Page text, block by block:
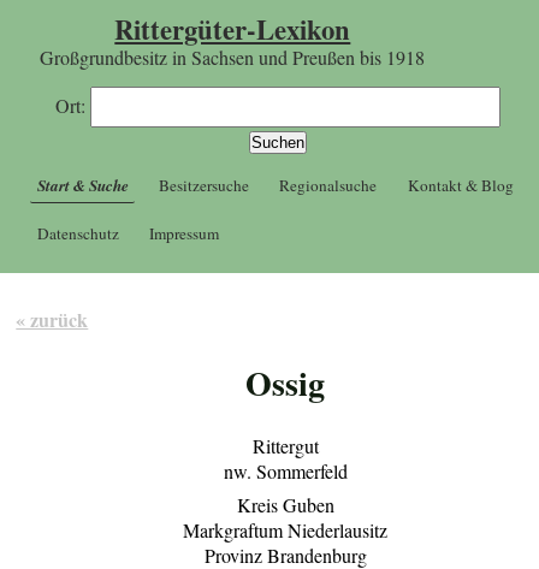
Rittergüter-Lexikon
Großgrundbesitz in Sachsen und Preußen bis 1918
Ort:
Start & Suche Besitzersuche Regionalsuche Kontakt & Blog
Datenschutz Impressum
« zurück
Ossig
Rittergut
nw. Sommerfeld
Kreis Guben
Markgraftum Niederlausitz
Provinz Brandenburg